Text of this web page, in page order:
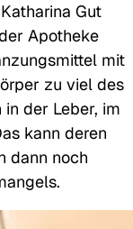
Gut
Apotheke
mit
zu viel des
der Leber, im
kann deren
dann noch